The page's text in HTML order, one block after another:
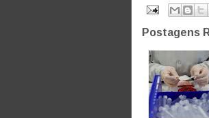
Postagens